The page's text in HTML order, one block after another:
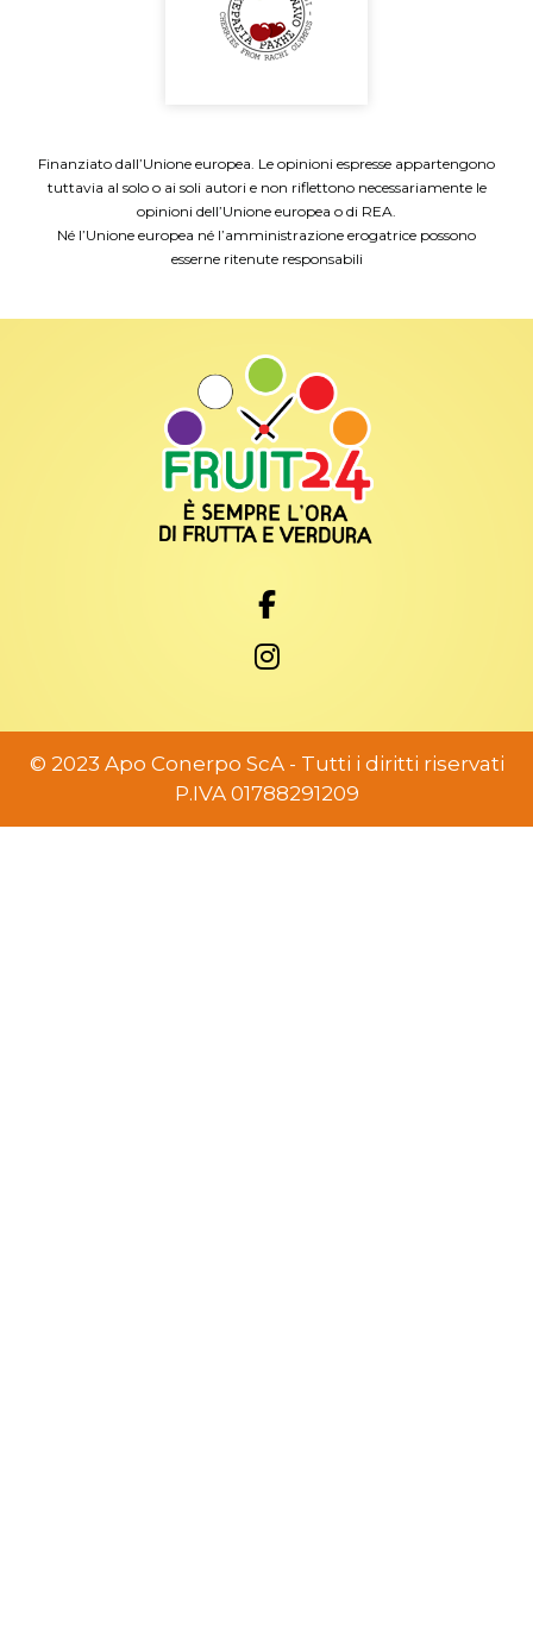
Finanziato dall’Unione europea. Le opinioni espresse appartengono
tuttavia al solo o ai soli autori e non riflettono necessariamente le
opinioni dell’Unione europea o di REA.
Né l’Unione europea né l’amministrazione erogatrice possono
esserne ritenute responsabili
© 2023 Apo Conerpo ScA - Tutti i diritti riservati
P.IVA 01788291209